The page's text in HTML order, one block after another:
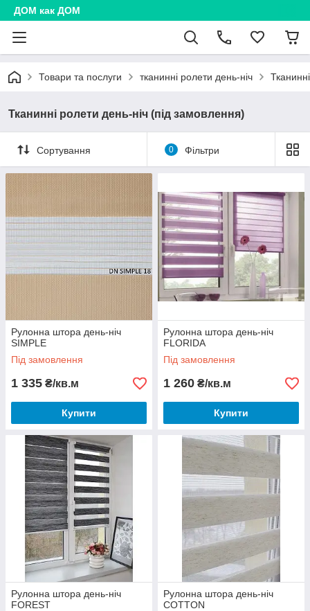
ДОМ как ДОМ
Товари та послуги тканинні ролети день-ніч
Тканинні ролети день-ніч (під замовлення)
Сортування 0 Фільтри
Рулонна штора день-ніч
SIMPLE
Під замовлення
1 335 ₴/кв.м
Купити
Рулонна штора день-ніч
FLORIDA
Під замовлення
1 260 ₴/кв.м
Купити
Рулонна штора день-ніч
FOREST
Рулонна штора день-ніч
COTTON